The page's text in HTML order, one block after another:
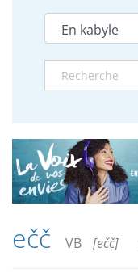
ečč VB [ečč]